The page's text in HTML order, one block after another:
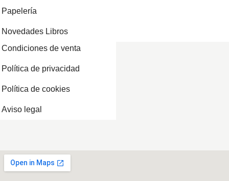
Papelería
Novedades Libros
Condiciones de venta
Política de privacidad
Política de cookies
Aviso legal